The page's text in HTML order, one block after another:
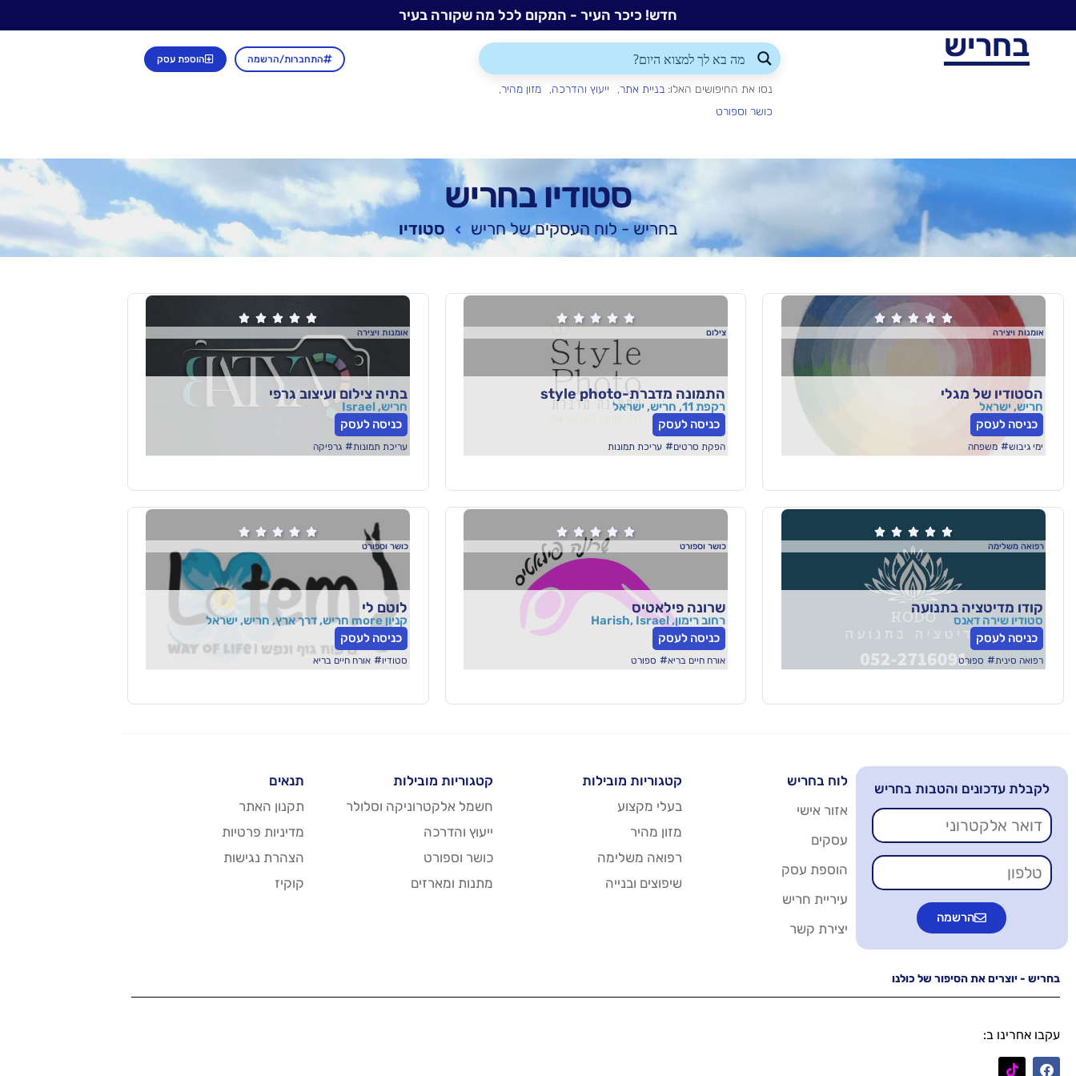
חדש! כיכר העיר - המקום לכל מה שקורה בעיר
בחריש
נסו את החיפושים האלו: בניית אתר ייעוץ והדרכה
מזון מהיר
כושר וספורט
התחברות/הרשמה הוספת עסק
סטודיו בחריש
בחריש - לוח העסקים של חריש סטודיו





אומנות ויצירה
הסטודיו של מגלי
חריש, ישראל
כניסה לעסק
ימי גיבוש# משפחה





צילום
התמונה מדברת-style photo
רקפת 11, חריש, ישראל
כניסה לעסק
הפקת סרטים# עריכת תמונות





אומנות ויצירה
בתיה צילום ועיצוב גרפי
חריש, Israel
כניסה לעסק
עריכת תמונות# גרפיקה





רפואה משלימה
קודו מדיטציה בתנועה
סטודיו שירה דאנס
כניסה לעסק
רפואה סינית# ספורט





כושר וספורט
שרונה פילאטיס
רחוב רימון, Harish, Israel
כניסה לעסק
אורח חיים בריא# ספורט





כושר וספורט
לוטם לי
קניון more חריש, דרך ארץ, חריש, ישראל
כניסה לעסק
סטודיו# אורח חיים בריא
לקבלת עדכונים והטבות בחריש
הרשמה
לוח בחריש
אזור אישי
עסקים
הוספת עסק
עיריית חריש
יצירת קשר
קטגוריות מובילות
בעלי מקצוע
מזון מהיר
רפואה משלימה
שיפוצים ובנייה
קטגוריות מובילות
חשמל אלקטרוניקה וסלולר
ייעוץ והדרכה
כושר וספורט
מתנות ומארזים
תנאים
תקנון האתר
מדיניות פרטיות
הצהרת נגישות
קוקיז
בחריש - יוצרים את הסיפור של כולנו
עקבו אחרינו ב: